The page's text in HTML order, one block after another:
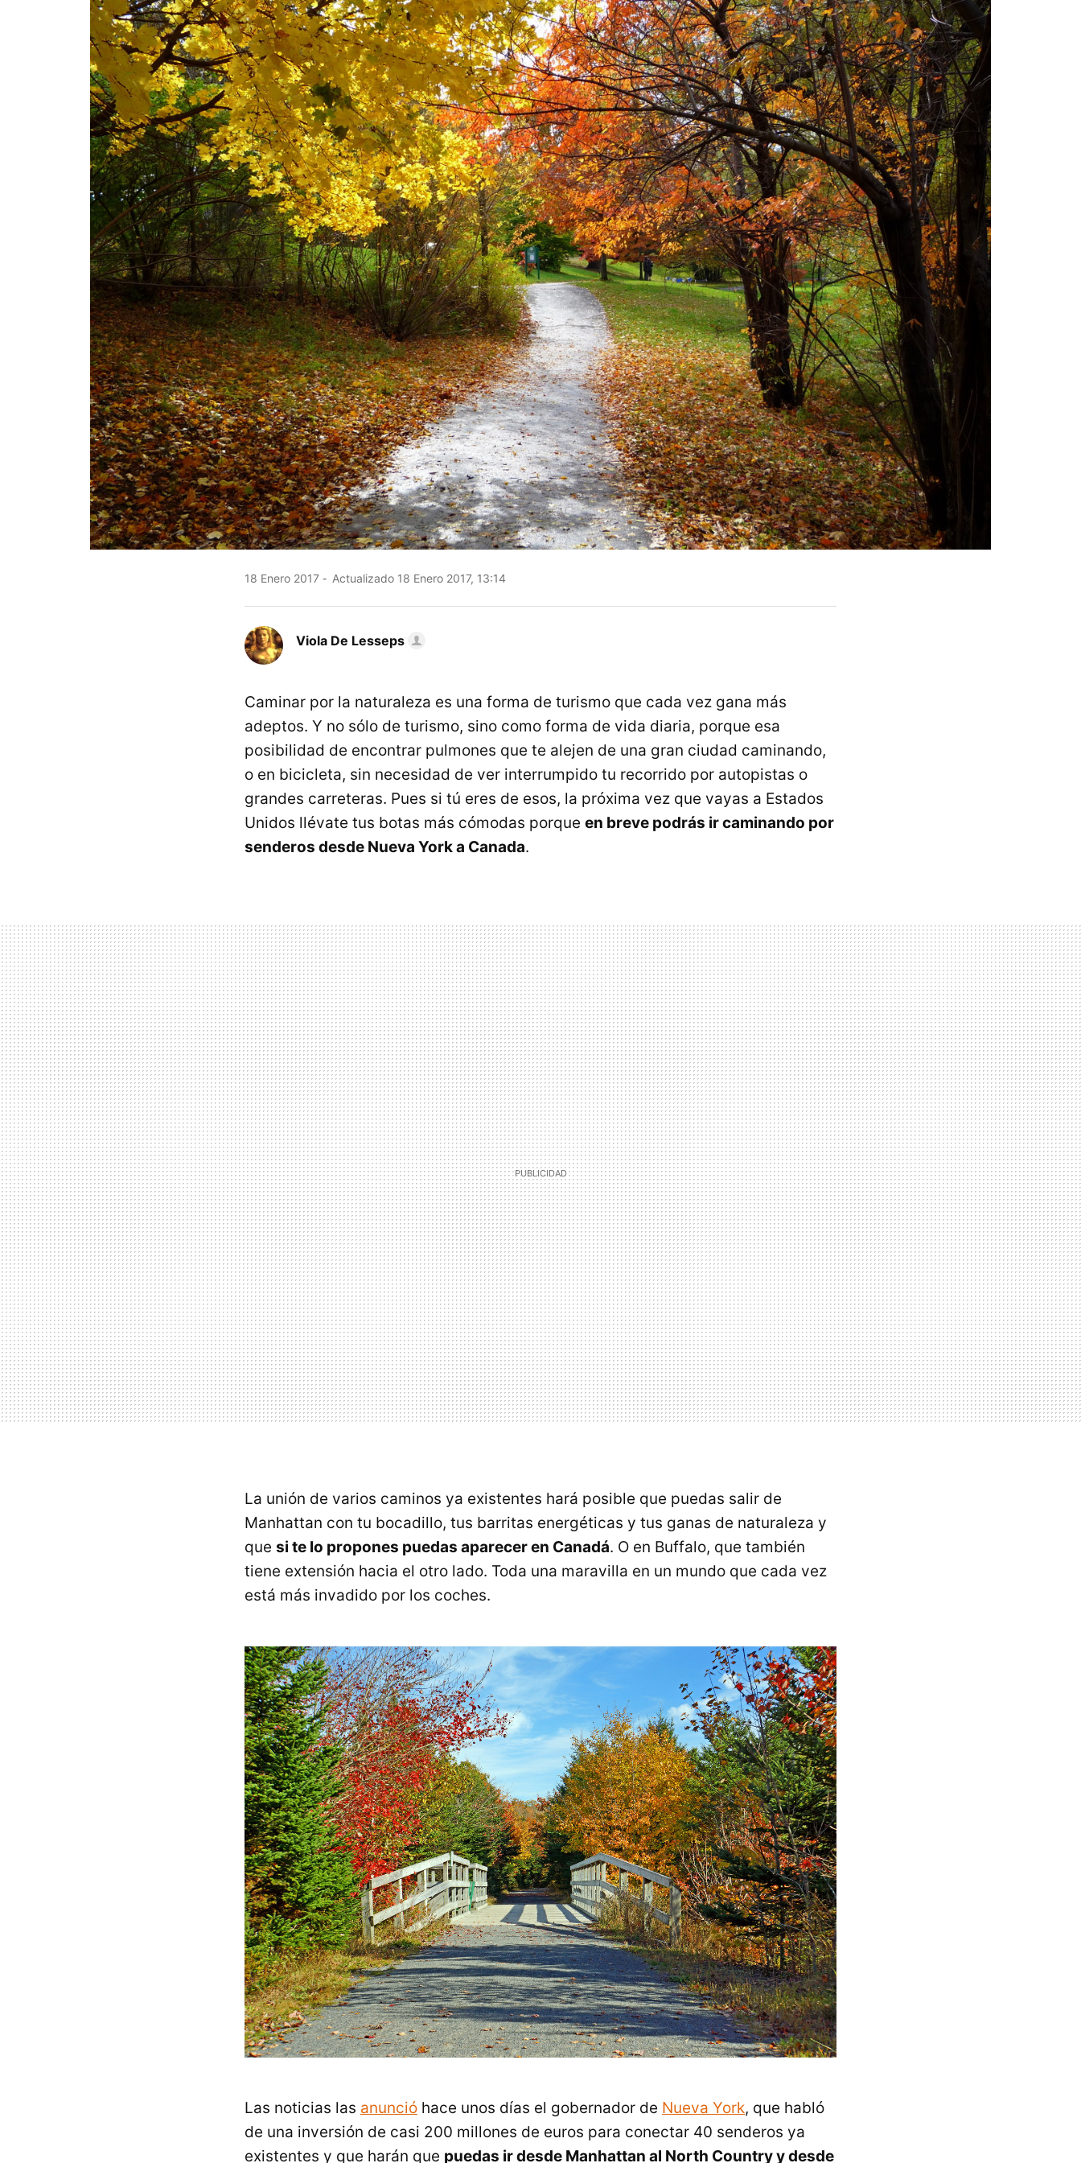
18 Enero 2017 Actualizado 18 Enero 2017, 13:14
Viola De Lesseps
Caminar por la naturaleza es una forma de turismo que cada vez gana más
adeptos. Y no sólo de turismo, sino como forma de vida diaria, porque esa
posibilidad de encontrar pulmones que te alejen de una gran ciudad caminando,
o en bicicleta, sin necesidad de ver interrumpido tu recorrido por autopistas o
grandes carreteras. Pues si tú eres de esos, la próxima vez que vayas a Estados
Unidos llévate tus botas más cómodas porque en breve podrás ir caminando por
senderos desde Nueva York a Canada.
La unión de varios caminos ya existentes hará posible que puedas salir de
Manhattan con tu bocadillo, tus barritas energéticas y tus ganas de naturaleza y
que si te lo propones puedas aparecer en Canadá. O en Buffalo, que también
tiene extensión hacia el otro lado. Toda una maravilla en un mundo que cada vez
está más invadido por los coches.
Las noticias las anunció hace unos días el gobernador de Nueva York, que habló
de una inversión de casi 200 millones de euros para conectar 40 senderos ya
existentes y que harán que puedas ir desde Manhattan al North Country y desde